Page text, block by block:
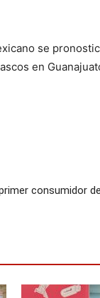
se
en
consumidor